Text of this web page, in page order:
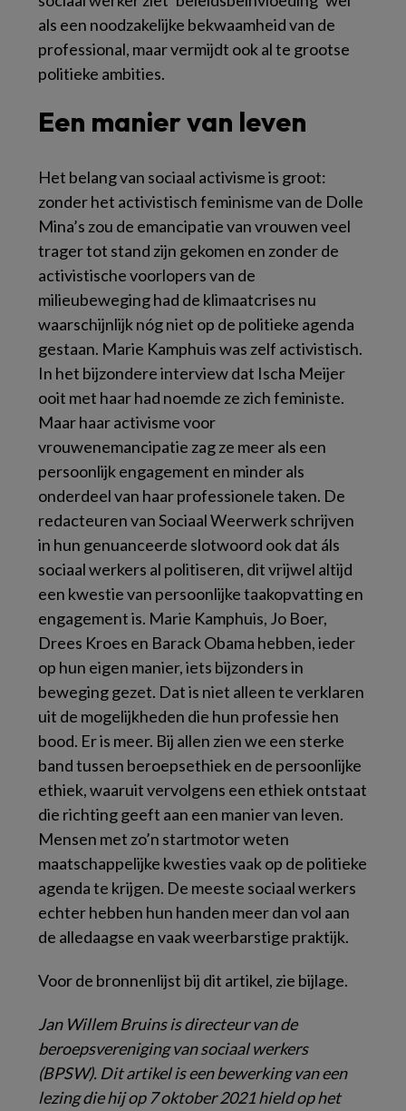
als een noodzakelijke bekwaamheid van de
professional, maar vermijdt ook al te grootse
politieke ambities.
Een manier van leven
Het belang van sociaal activisme is groot:
zonder het activistisch feminisme van de Dolle
Mina’s zou de emancipatie van vrouwen veel
trager tot stand zijn gekomen en zonder de
activistische voorlopers van de
milieubeweging had de klimaatcrises nu
waarschijnlijk nóg niet op de politieke agenda
gestaan. Marie Kamphuis was zelf activistisch.
In het bijzondere interview dat Ischa Meijer
ooit met haar had noemde ze zich feministe.
Maar haar activisme voor
vrouwenemancipatie zag ze meer als een
persoonlijk engagement en minder als
onderdeel van haar professionele taken. De
redacteuren vanSociaal Weerwerkschrijven
in hun genuanceerde slotwoord ook dat áls
sociaal werkers al politiseren, dit vrijwel altijd
een kwestie van persoonlijke taakopvatting en
engagement is. Marie Kamphuis, Jo Boer,
Drees Kroes en Barack Obama hebben, ieder
op hun eigen manier, iets bijzonders in
beweging gezet. Dat is niet alleen te verklaren
uit de mogelijkheden die hun professie hen
bood. Er is meer. Bij allen zien we een sterke
band tussen beroepsethiek en de persoonlijke
ethiek, waaruit vervolgens een ethiek ontstaat
die richting geeft aan een manier van leven.
Mensen met zo’n startmotor weten
maatschappelijke kwesties vaak op de politieke
agenda te krijgen. De meeste sociaal werkers
echter hebben hun handen meer dan vol aan
de alledaagse en vaak weerbarstige praktijk.
Voor de bronnenlijst bij dit artikel, zie bijlage.
Jan Willem Bruins is directeur van de
beroepsvereniging van sociaal werkers
(BPSW). Dit artikel is een bewerking van een
lezing die hij op 7 oktober 2021 hield op het